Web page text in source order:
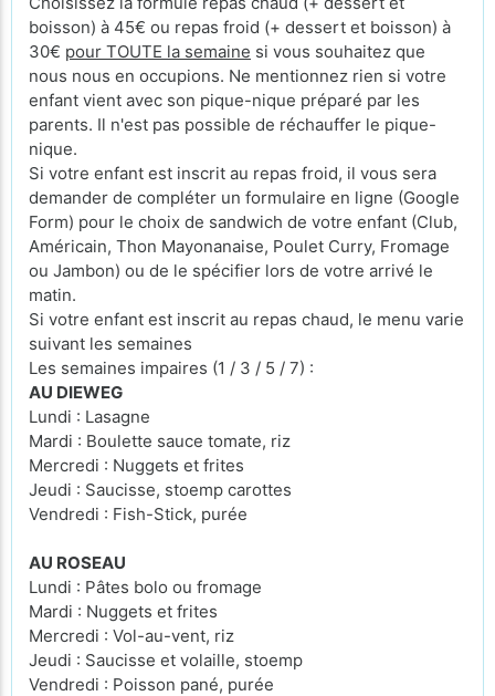
boisson) à 45€ ou repas froid (+ dessert et boisson) à
30€ pour TOUTE la semaine si vous souhaitez que
nous nous en occupions. Ne mentionnez rien si votre
enfant vient avec son pique-nique préparé par les
parents. Il n'est pas possible de réchauffer le pique-
nique.
Si votre enfant est inscrit au repas froid, il vous sera
demander de compléter un formulaire en ligne (Google
Form) pour le choix de sandwich de votre enfant (Club,
Américain, Thon Mayonanaise, Poulet Curry, Fromage
ou Jambon) ou de le spécifier lors de votre arrivé le
matin.
Si votre enfant est inscrit au repas chaud, le menu varie
suivant les semaines
Les semaines impaires (1 / 3 / 5 / 7) :
AU DIEWEG
Lundi : Lasagne
Mardi : Boulette sauce tomate, riz
Mercredi : Nuggets et frites
Jeudi : Saucisse, stoemp carottes
Vendredi : Fish-Stick, purée
AU ROSEAU
Lundi : Pâtes bolo ou fromage
Mardi : Nuggets et frites
Mercredi : Vol-au-vent, riz
Jeudi : Saucisse et volaille, stoemp
Vendredi : Poisson pané, purée